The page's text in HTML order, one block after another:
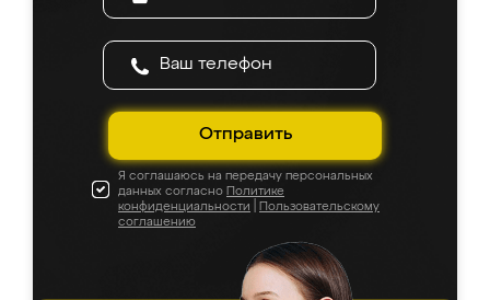
Отправить
Я соглашаюсь на передачу персональных
данных согласно Политике
конфиденциальности
Пользовательскому
соглашению